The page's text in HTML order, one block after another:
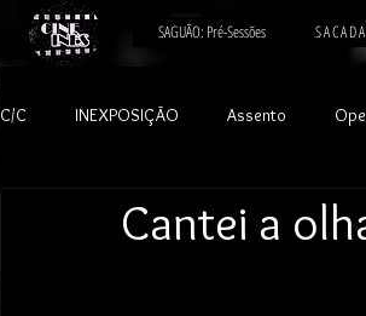
SAGUÃO: Pré-Sessões S A C A D
C/C INEXPOSIÇÃO Assento
Cantei a